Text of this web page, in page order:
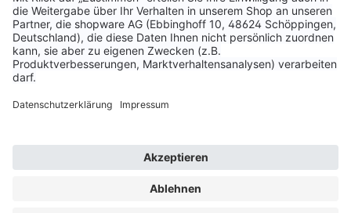
Sichere dir 15% Rabatt auf deine nächste
Bestellung und verpasse keine News, Tipps
& exklusive Aktionen.
JETZT ANMELDEN
Mit der Anmeldung erhältst du unseren Newsletter und